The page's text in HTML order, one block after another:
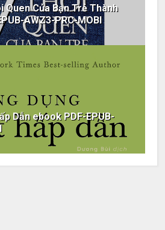
Quen Của Bạn Trẻ Thành
AWZ3-PRC-MOBI
Dẫn ebook PDF-EPUB-